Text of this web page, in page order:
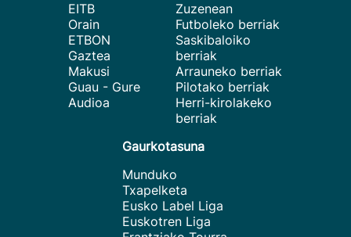
EITB
Orain
ETBON
Gaztea
Makusi
Guau - Gure
Audioa
Zuzenean
Futboleko berriak
Saskibaloiko
berriak
Arrauneko berriak
Pilotako berriak
Herri-kirolakeko
berriak
Gaurkotasuna
Munduko
Txapelketa
Eusko Label Liga
Euskotren Liga